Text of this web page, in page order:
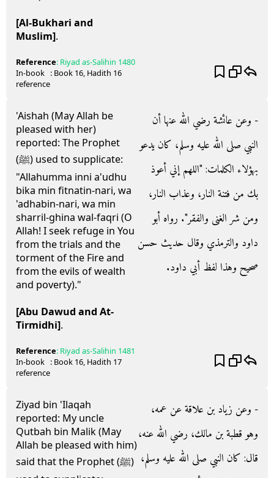
[Al-Bukhari and
Muslim].
Reference: Riyad as-Salihin 1480
In-book
reference
: Book 16, Hadith 16
'Aishah (May Allah be
pleased with her)
reported: The Prophet
(ﷺ) used to supplicate:
"Allahumma inni a'udhu
bika min fitnatin-nari, wa
'adhabin-nari, wa min
sharril-ghina wal-faqri (O
Allah! I seek refuge in You
from the trials and the
torment of the Fire and
from the evils of wealth
and poverty)."
[Abu Dawud and At-
Tirmidhi].
- وعن عائشة رضي الله عنها أن
النبي صلى الله عليه وسلم، كان يدعو
بهؤلاء الكلمات‏:‏ ‏"‏اللهم إني أعوذ
بك من فتنة النار، وعذاب النار،
ومن شر الغنى والفقر‏"‏‏.‏ رواه أبو
داود والترمذي وقال حديث حسن
صحيح وهذا لفظ أبي داود‏.‏
Reference: Riyad as-Salihin 1481
In-book
reference
: Book 16, Hadith 17
Ziyad bin 'Ilaqah
reported: My uncle
Qutbah bin Malik (May
Allah be pleased with him)
said that the Prophet (ﷺ)
- وعن زياد بن علاقة عن عمه،
وهو قطبة بن مالك، رضي الله عنه،
قال‏:‏ كان النبي صلى الله عليه وسلم،